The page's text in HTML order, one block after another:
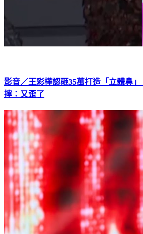
影音／王彩樺認砸35萬打造「立體鼻
摔：又歪了